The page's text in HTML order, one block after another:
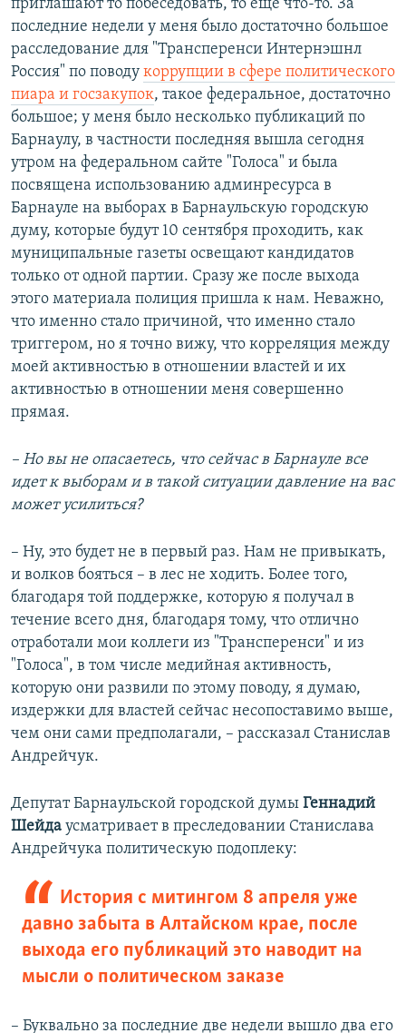
приглашают то побеседовать, то еще что-то. За
последние недели у меня было достаточно большое
расследование для "Трансперенси Интернэшнл
Россия" по поводу коррупции в сфере политического
пиара и госзакупок, такое федеральное, достаточно
большое; у меня было несколько публикаций по
Барнаулу, в частности последняя вышла сегодня
утром на федеральном сайте "Голоса" и была
посвящена использованию админресурса в
Барнауле на выборах в Барнаульскую городскую
думу, которые будут 10 сентября проходить, как
муниципальные газеты освещают кандидатов
только от одной партии. Сразу же после выхода
этого материала полиция пришла к нам. Неважно,
что именно стало причиной, что именно стало
триггером, но я точно вижу, что корреляция между
моей активностью в отношении властей и их
активностью в отношении меня совершенно
прямая.
– Но вы не опасаетесь, что сейчас в Барнауле все
идет к выборам и в такой ситуации давление на вас
может усилиться?
– Ну, это будет не в первый раз. Нам не привыкать,
и волков бояться – в лес не ходить. Более того,
благодаря той поддержке, которую я получал в
течение всего дня, благодаря тому, что отлично
отработали мои коллеги из "Трансперенси" и из
"Голоса", в том числе медийная активность,
которую они развили по этому поводу, я думаю,
издержки для властей сейчас несопоставимо выше,
чем они сами предполагали, – рассказал Станислав
Андрейчук.
Депутат Барнаульской городской думы Геннадий
Шейда усматривает в преследовании Станислава
Андрейчука политическую подоплеку:
История с митингом 8 апреля уже
давно забыта в Алтайском крае, после
выхода его публикаций это наводит на
мысли о политическом заказе
– Буквально за последние две недели вышло два его